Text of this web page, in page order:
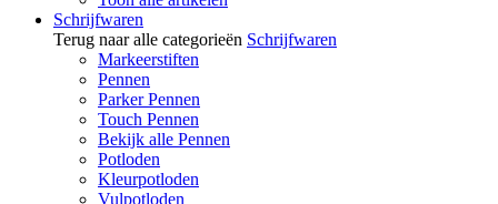
Schrijfwaren
Terug naar alle categorieën Schrijfwaren
Markeerstiften
Pennen
Parker Pennen
Touch Pennen
Bekijk alle Pennen
Potloden
Kleurpotloden
Vulpotloden